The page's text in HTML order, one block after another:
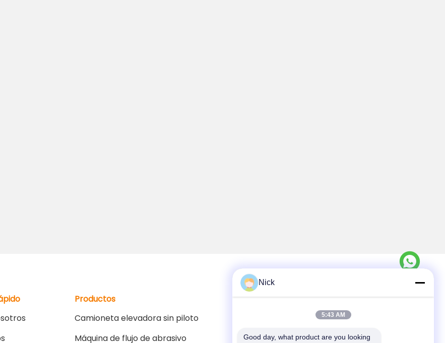
Productos
Camioneta elevadora sin piloto
Máquina de flujo de abrasivo
Contacto rápido
Nick
5:43 AM
Good day, what product are you looking